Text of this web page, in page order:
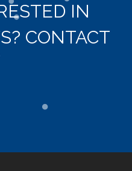
IN
CONTACT